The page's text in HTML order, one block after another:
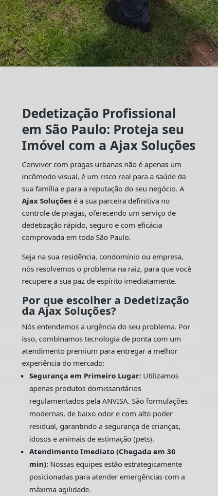
Dedetização Profissional
em São Paulo: Proteja seu
Imóvel com a Ajax Soluções
Conviver com pragas urbanas não é apenas um
incômodo visual, é um risco real para a saúde da
sua família e para a reputação do seu negócio. A
Ajax Soluçõesé a sua parceira definitiva no
controle de pragas, oferecendo um serviço de
dedetização rápido, seguro e com eficácia
comprovada em toda São Paulo.
Seja na sua residência, condomínio ou empresa,
nós resolvemos o problema na raiz, para que você
recupere a sua paz de espírito imediatamente.
Por que escolher a Dedetização
da Ajax Soluções?
Nós entendemos a urgência do seu problema. Por
isso, combinamos tecnologia de ponta com um
atendimento premium para entregar a melhor
experiência do mercado:
Segurança em Primeiro Lugar:Utilizamos
apenas produtos domissanitários
regulamentados pela ANVISA. São formulações
modernas, de baixo odor e com alto poder
residual, garantindo a segurança de crianças,
idosos e animais de estimação (pets).
Atendimento Imediato (Chegada em 30
min):Nossas equipes estão estrategicamente
posicionadas para atender emergências com a
máxima agilidade.